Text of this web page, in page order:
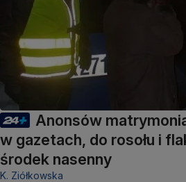
Anonsów
w gazetach, do rosołu i
środek nasenny
K. Ziółkowska